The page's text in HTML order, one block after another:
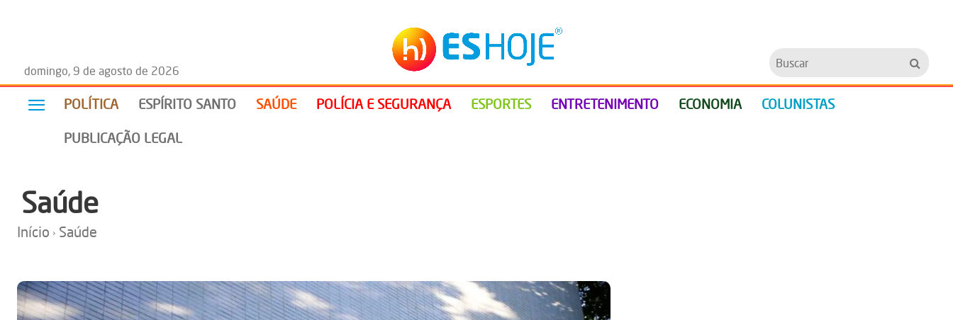
domingo, 9 de agosto de 2026
Buscar
POLÍTICA ESPÍRITO SANTO SAÚDE POLÍCIA E SEGURANÇA ESPORTES ENTRETENIMENTO ECONOMIA COLUNISTAS
PUBLICAÇÃO LEGAL
Saúde
Início Saúde